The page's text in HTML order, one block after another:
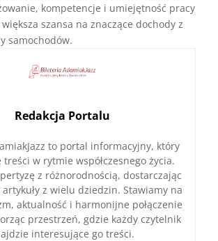
kompetencje i umiejętność pracy
szansa na znaczące dochody z
samochodów.
Redakcja Portalu
to portal informacyjny, który
w rytmie współczesnego życia.
z różnorodnością, dostarczając
z wielu dziedzin. Stawiamy na
aktualność i harmonijne połączenie
przestrzeń, gdzie każdy czytelnik
interesujące go treści.